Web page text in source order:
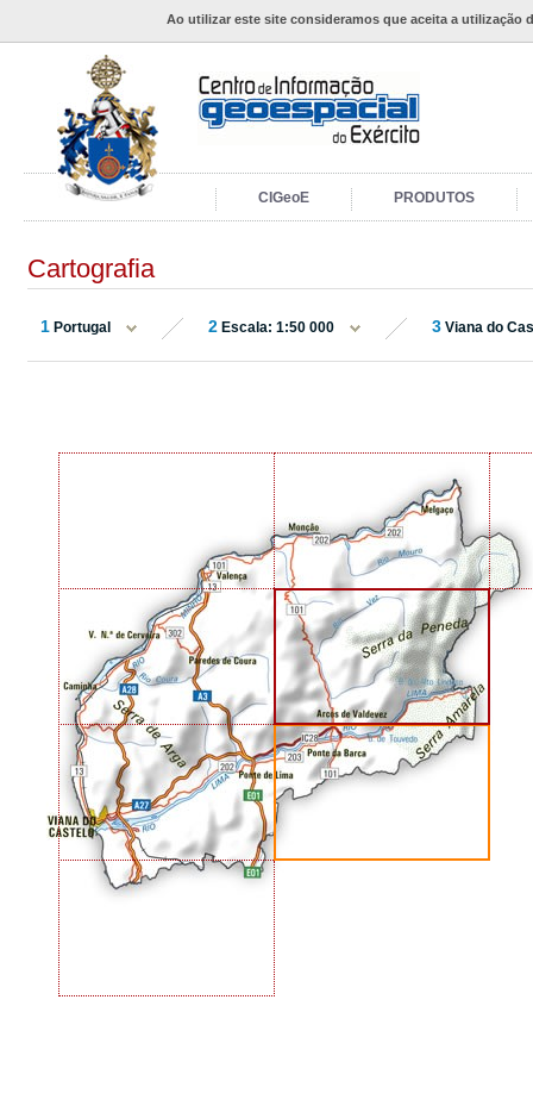
Ao utilizar este site consideramos que aceita a utilização
CIGeoE PRODUTOS
Cartografia
1 Portugal 2 Escala: 1:50 000 3 Viana do